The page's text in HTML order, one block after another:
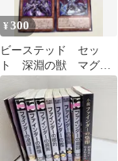
¥300
ビーステッド セッ
ト 深淵の獣 マグナ
ムート ノーマル 4
枚 即購入OK